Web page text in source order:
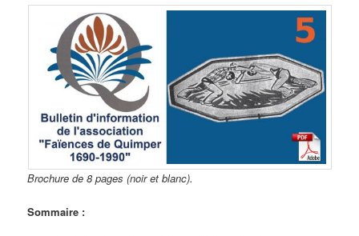
Brochure de 8 pages (noir et blanc).
Sommaire :